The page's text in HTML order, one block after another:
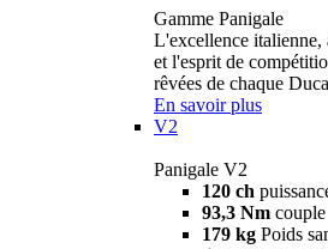
Gamme Panigale
L'excellence
et l'esprit de
rêvées de chaque
En savoir plus
V2
Panigale V2
120 ch
93,3 Nm couple
179 kg Poids